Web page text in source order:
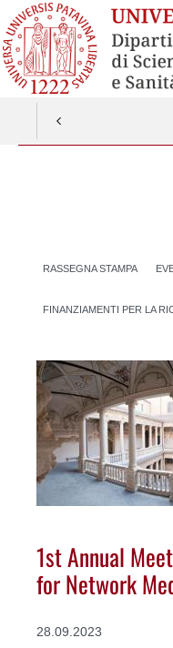
RASSEGNA STAMPA
FINANZIAMENTI PER LA
1st Annual
for Network
28.09.2023